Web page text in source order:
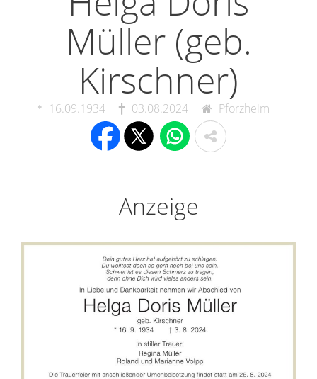
Müller (geb.
Kirschner)
16.09.1934 03.08.2024 Pforzheim
Anzeige